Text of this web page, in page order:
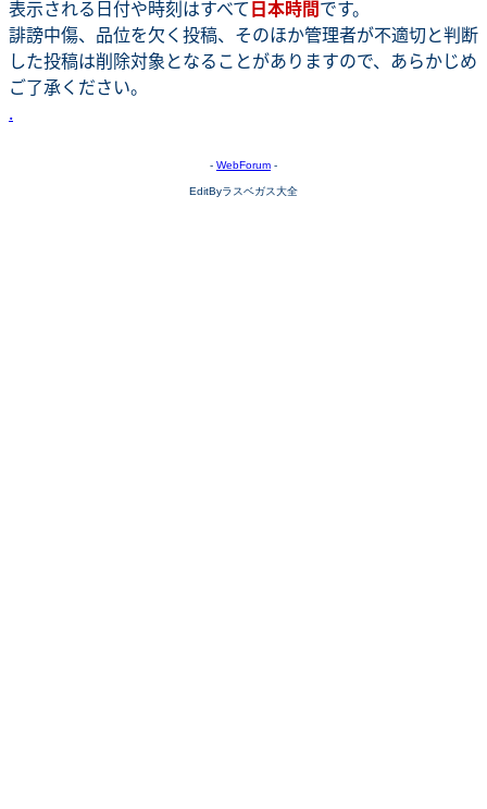
表示される日付や時刻はすべて日本時間です。
誹謗中傷、品位を欠く投稿、そのほか管理者が不適切と判断
した投稿は削除対象となることがありますので、あらかじめ
ご了承ください。
.
- WebForum -
EditByラスベガス大全